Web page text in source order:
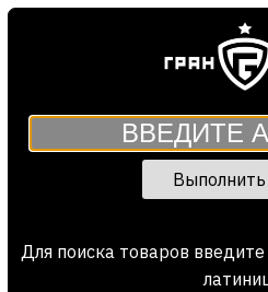
Выполнить
Для поиска товаров